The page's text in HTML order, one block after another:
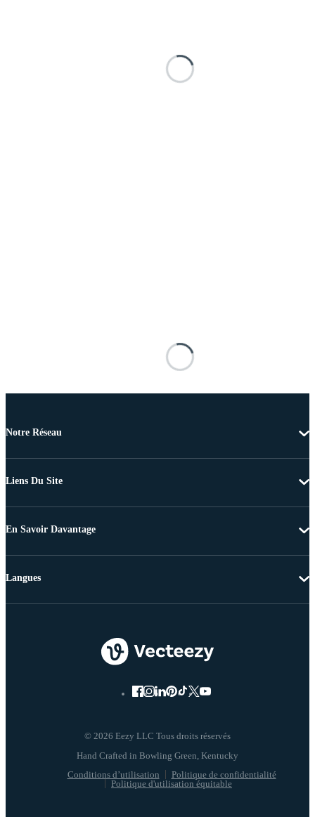
Notre Réseau
Liens Du Site
En Savoir Davantage
© 2026 Eezy LLC Tous droits réservés
Conditions d’utilisation
Politique de confidentialité
Politique d'utilisation équitable
Langues